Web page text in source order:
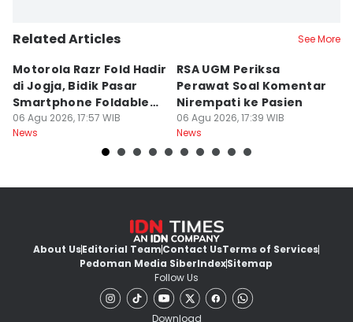
Related Articles See More
Motorola Razr Fold Hadir
di Jogja, Bidik Pasar
Smartphone Foldable
Premium
06 Agu 2026, 17:57 WIB
News
RSA UGM Periksa
Perawat Soal Komentar
Nirempati ke Pasien
06 Agu 2026, 17:39 WIB
News
About UsEditorial TeamContact UsTerms of Services
Pedoman Media SiberIndexSitemap
Follow Us
Download